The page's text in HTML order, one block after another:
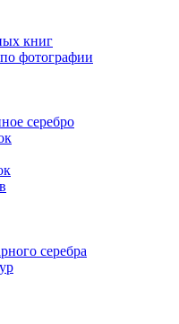
книг
фотографии
серебро
серебра